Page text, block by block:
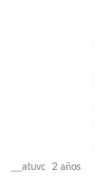
__atuvc 2 años